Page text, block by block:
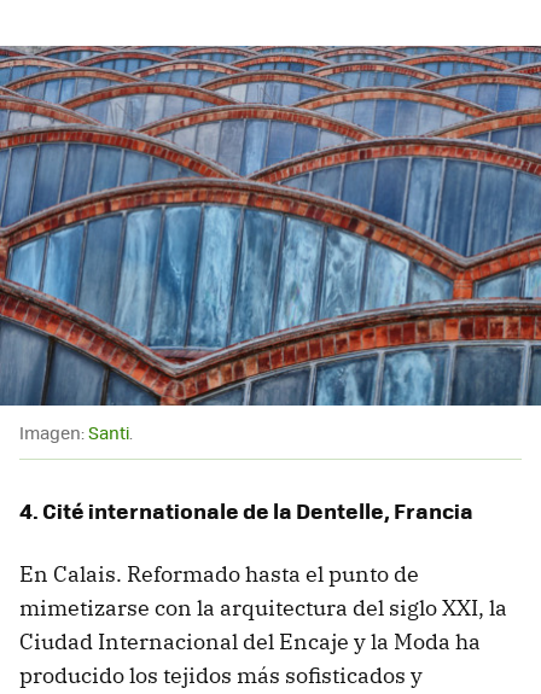
Imagen:Santi
4. Cité internationale de la Dentelle, Francia
En Calais. Reformado hasta el punto de
mimetizarse con la arquitectura del siglo XXI, la
Ciudad Internacional del Encaje y la Moda ha
producido los tejidos más sofisticados y